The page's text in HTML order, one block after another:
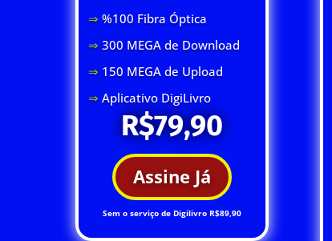
⇒ %100 Fibra Óptica
⇒ 300 MEGA de Download
⇒ 150 MEGA de Upload
⇒Aplicativo DigiLivro
R$79,90
Assine Já
Sem o serviço de Digilivro R$89,90